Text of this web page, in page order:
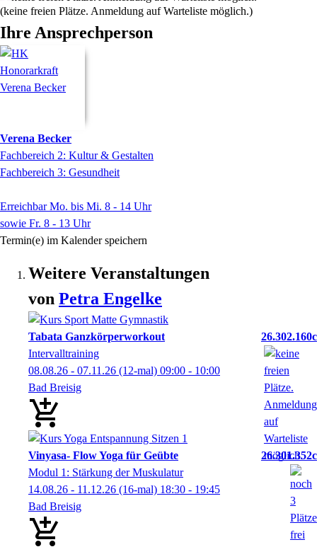
(keine freien Plätze. Anmeldung auf Warteliste möglich.)
Ihre Ansprechperson
Verena Becker
Fachbereich 2: Kultur & Gestalten
Fachbereich 3: Gesundheit
Erreichbar Mo. bis Mi. 8 - 14 Uhr
sowie Fr. 8 - 13 Uhr
Termin(e) im Kalender speichern
Weitere Veranstaltungen
von Petra Engelke
Tabata Ganzkörperworkout
26.302.160c
Intervalltraining
08.08.26 - 07.11.26 (12-mal) 09:00 - 10:00
Bad Breisig
Vinyasa- Flow Yoga für Geübte
26.301.352c
Modul 1: Stärkung der Muskulatur
14.08.26 - 11.12.26 (16-mal) 18:30 - 19:45
Bad Breisig